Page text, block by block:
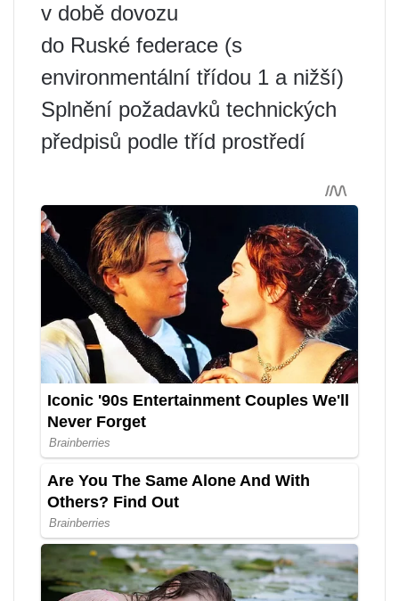
v době dovozu
do Ruské federace (s
environmentální třídou 1 a nižší)
Splnění požadavků technických
předpisů podle tříd prostředí